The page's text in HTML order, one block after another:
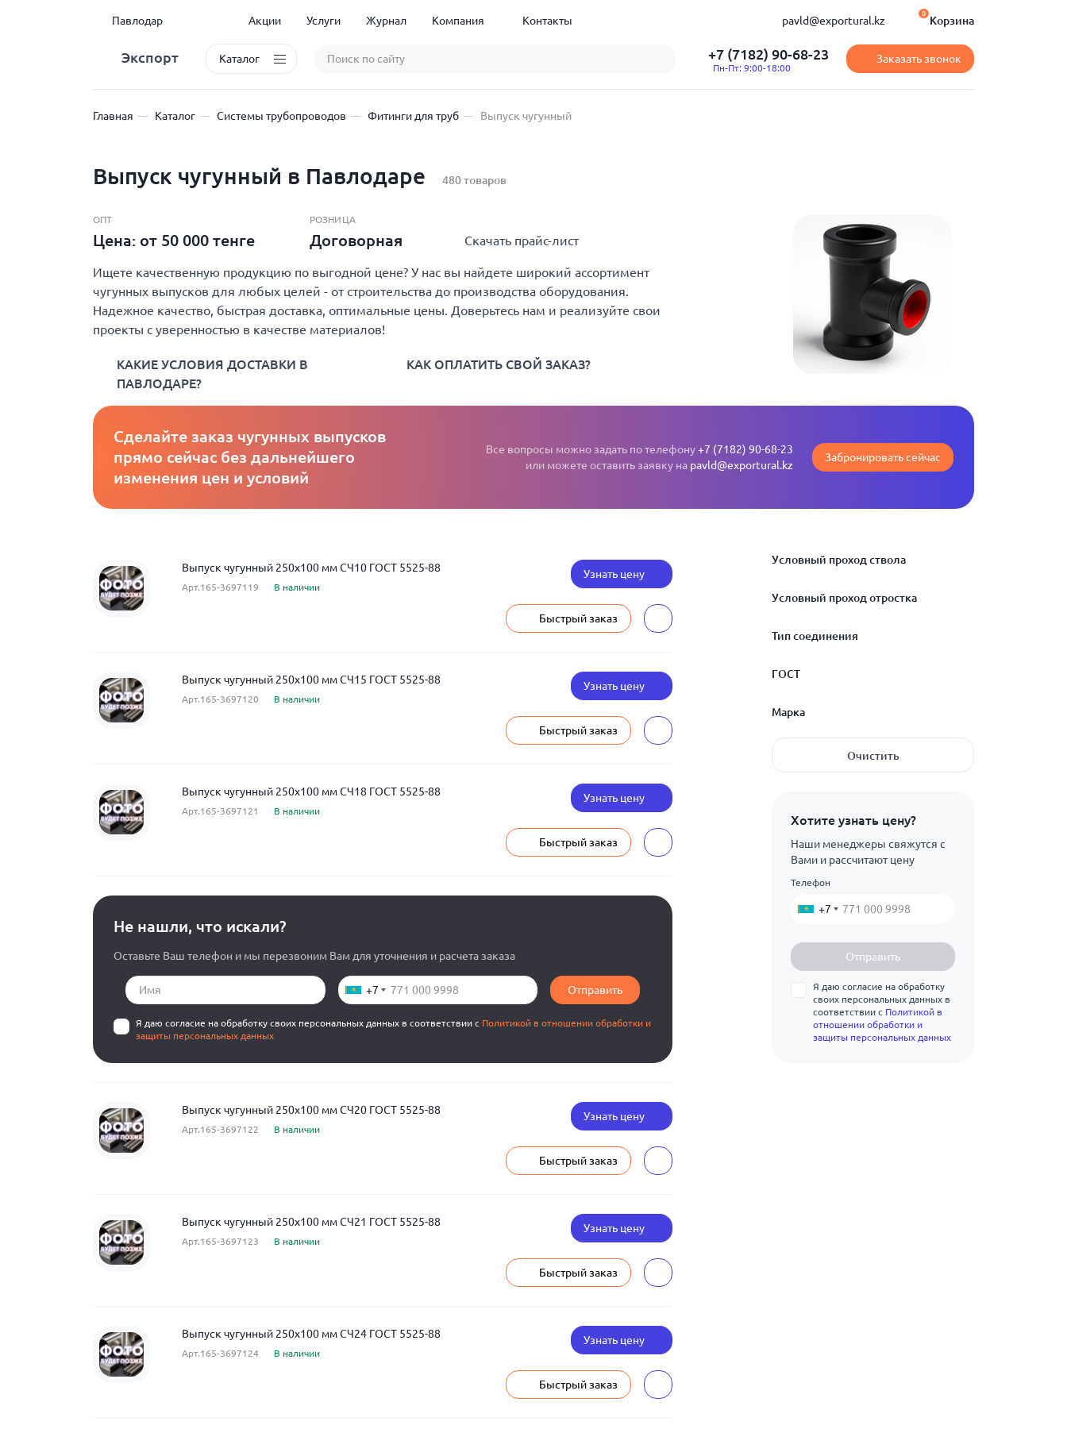
Павлодар Акции Услуги Журнал Компания Контакты pavld@exportural.kz Корзина
0
Экспорт Каталог +7 (7182) 90-68-23
Пн-Пт: 9:00-18:00
Заказать звонок
Главная Каталог Системы трубопроводов Фитинги для труб Выпуск чугунный
Выпуск чугунный в Павлодаре 480 товаров
ОПТ
Цена: от 50 000 тенге
РОЗНИЦА
Договорная Скачать прайс-лист
Ищете качественную продукцию по выгодной цене? У нас вы найдете широкий ассортимент
чугунных выпусков для любых целей - от строительства до производства оборудования.
Надежное качество, быстрая доставка, оптимальные цены. Доверьтесь нам и реализуйте свои
проекты с уверенностью в качестве материалов!
КАКИЕ УСЛОВИЯ ДОСТАВКИ В
ПАВЛОДАРЕ?
КАК ОПЛАТИТЬ СВОЙ ЗАКАЗ?
Сделайте заказ чугунных выпусков
прямо сейчас без дальнейшего
изменения цен и условий
Все вопросы можно задать по телефону+7 (7182) 90-68-23
или можете оставить заявку на pavld@exportural.kz
Забронировать сейчас
Выпуск чугунный 250x100 мм СЧ10 ГОСТ 5525-88
Арт.165-3697119 В наличии
Узнать цену
Быстрый заказ
Выпуск чугунный 250x100 мм СЧ15 ГОСТ 5525-88
Арт.165-3697120 В наличии
Узнать цену
Быстрый заказ
Выпуск чугунный 250x100 мм СЧ18 ГОСТ 5525-88
Арт.165-3697121 В наличии
Узнать цену
Быстрый заказ
Не нашли, что искали?
Оставьте Ваш телефон и мы перезвоним Вам для уточнения и расчета заказа
+7 Отправить
Я даю согласие на обработку своих персональных данных в соответствии с Политикой в отношении обработки и
защиты персональных данных
Выпуск чугунный 250x100 мм СЧ20 ГОСТ 5525-88
Арт.165-3697122 В наличии
Узнать цену
Быстрый заказ
Выпуск чугунный 250x100 мм СЧ21 ГОСТ 5525-88
Арт.165-3697123 В наличии
Узнать цену
Быстрый заказ
Выпуск чугунный 250x100 мм СЧ24 ГОСТ 5525-88
Арт.165-3697124 В наличии
Узнать цену
Быстрый заказ
Условный проход ствола
400
500
700
800
900
1000
1200
Показать ещё
Условный проход отростка
Тип соединения
ГОСТ
Марка
СЧ15
СЧ18
СЧ25
СЧ30
СЧ35
Очистить
Хотите узнать цену?
Наши менеджеры свяжутся с
Вами и рассчитают цену
Телефон
+7
Отправить
Я даю согласие на обработку
своих персональных данных в
соответствии с Политикой в
отношении обработки и
защиты персональных данных